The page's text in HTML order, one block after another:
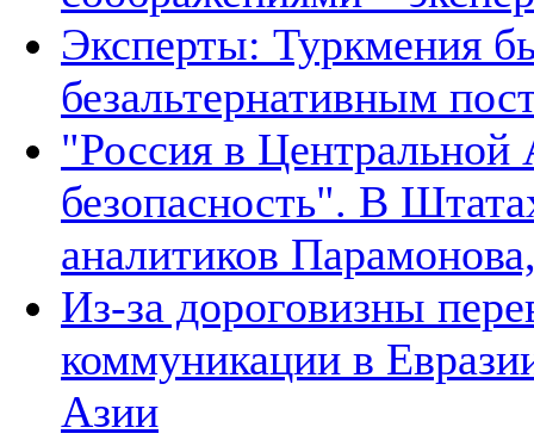
Эксперты: Туркмения
безальтернативным
"Россия в Центральной
безопасность". В
аналитиков
Из-за дороговизны
коммуникации в
Азии